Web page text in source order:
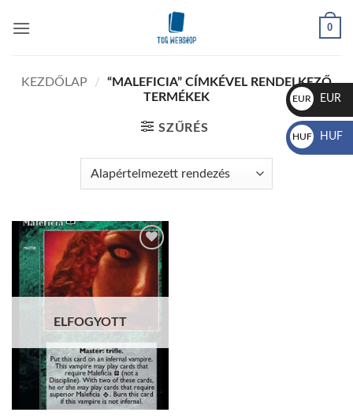
0
KEZDŐLAP /
“MALEFICIA” CÍMKÉVEL RENDELKEZŐ
TERMÉKEK
SZŰRÉS
Add to
wishlist
ELFOGYOTT
EUR
€
EUR
HUF
Ft
HUF